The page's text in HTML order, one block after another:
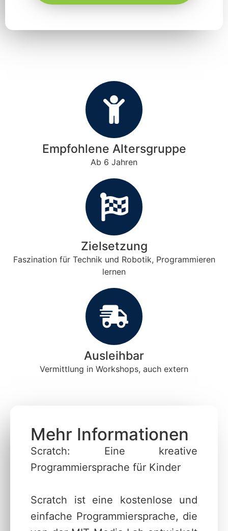
Empfohlene Altersgruppe
Ab 6 Jahren
Zielsetzung
Faszination für Technik und Robotik, Programmieren
lernen
Ausleihbar
Vermittlung in Workshops, auch extern
Mehr Informationen
Scratch: Eine kreative
Programmiersprache für Kinder
Scratch ist eine kostenlose und
einfache Programmiersprache, die